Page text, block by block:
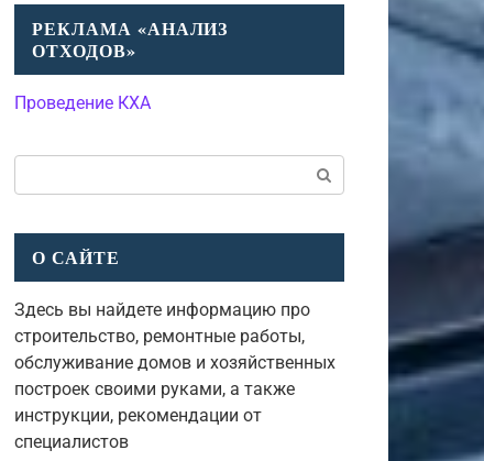
РЕКЛАМА «АНАЛИЗ
ОТХОДОВ»
Проведение КХА
О САЙТЕ
Здесь вы найдете информацию про
строительство, ремонтные работы,
обслуживание домов и хозяйственных
построек своими руками, а также
инструкции, рекомендации от
специалистов